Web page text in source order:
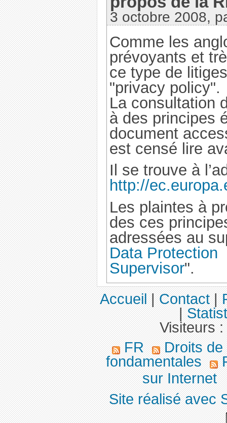
3 octobre 2008,
Comme les
prévoyants et
ce type de
"privacy policy".
La consultation
à des principes
document
est censé lire
Il se trouve à
http://
Les plaintes à
des ces
adressées au
Data Protection
Supervisor".
Accueil|Contact|
|
Visiteurs :
FR
Droits de
fondamentales
sur Internet
Site réalisé avec